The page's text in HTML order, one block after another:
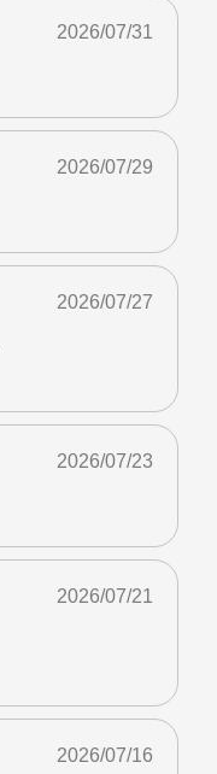
2026/07/31
2026/07/29
2026/07/27
2026/07/23
2026/07/21
2026/07/16